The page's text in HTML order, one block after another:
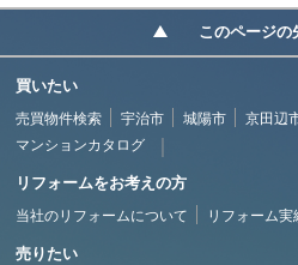
このページの
買いたい
売買物件検索 宇治市 城陽市 京田辺
マンションカタログ
リフォームをお考えの方
当社のリフォームについて リフォーム実
売りたい